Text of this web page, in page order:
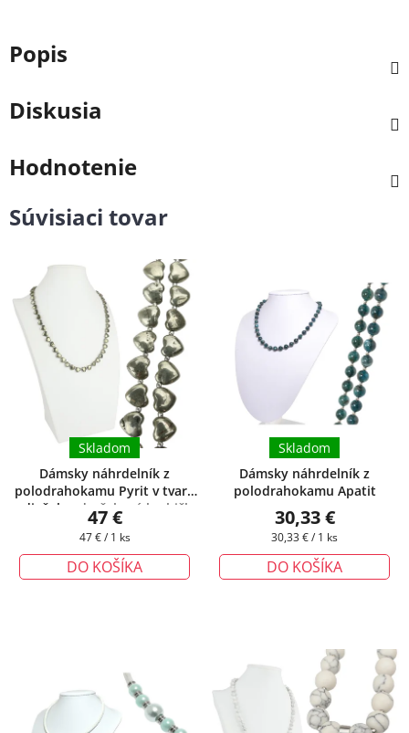
Popis
Diskusia
Hodnotenie
Súvisiaci tovar
Dámsky náhrdelník z
polodrahokamu Pyrit v tvare
srdiečok
+ darčeková krabička
zadarmo
Skladom
47 €
Jednotková
47 € / 1 ks
DO KOŠÍKA
Dámsky náhrdelník z
polodrahokamu Apatit
Skladom
30,33 €
Jednotková
30,33 € / 1 ks
DO KOŠÍKA